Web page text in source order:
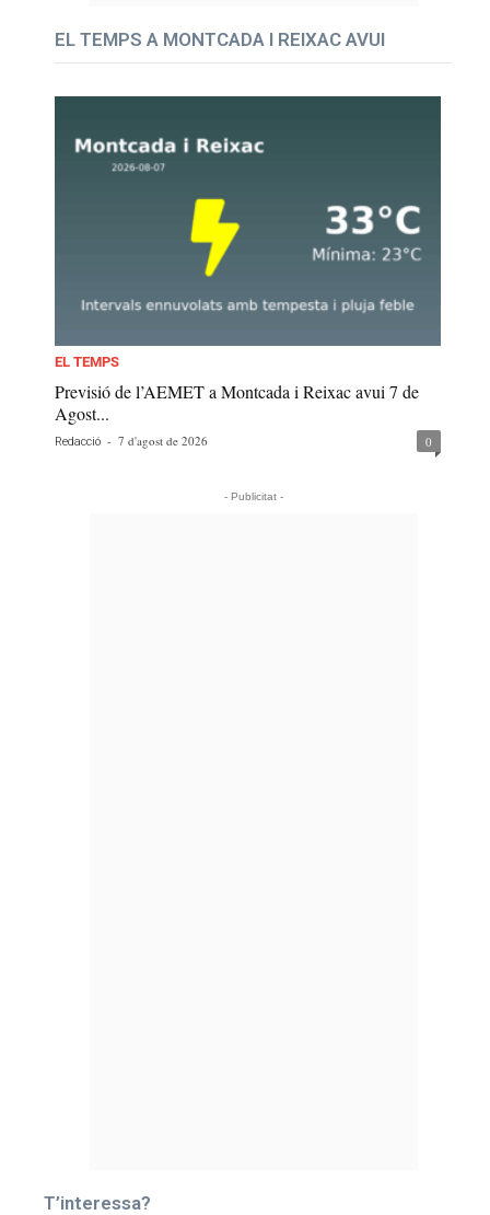
EL TEMPS A MONTCADA I REIXAC AVUI
EL TEMPS
Previsió de l’AEMET a Montcada i Reixac avui 7 de
Agost...
Redacció - 7 d'agost de 2026 0
- Publicitat -
T’interessa?